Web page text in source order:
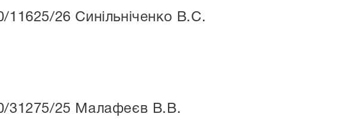
26 Синільніченко В.С.
31275/25 Малафеєв В.В.